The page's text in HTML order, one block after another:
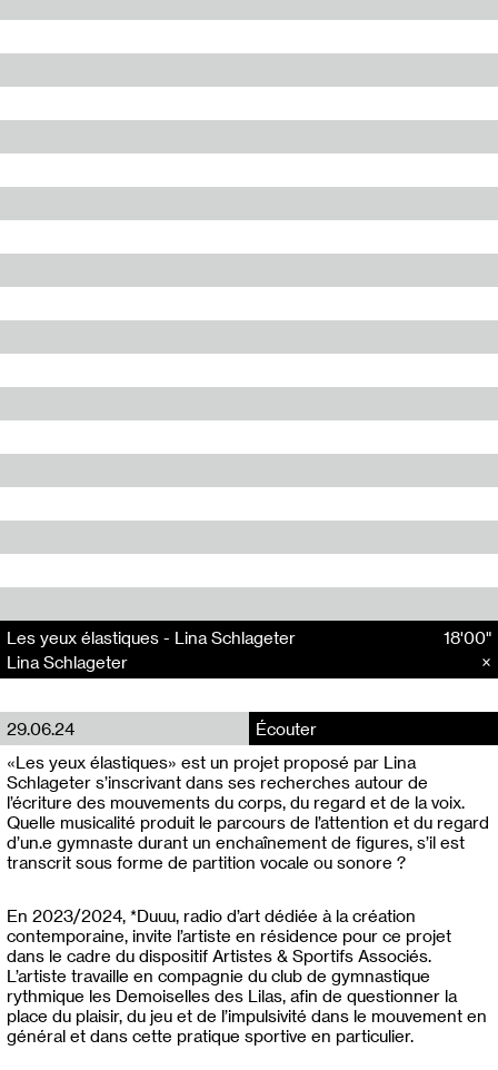
Les yeux élastiques - Lina Schlageter
Lina Schlageter
18'00"
29.06.24
Écouter
«Les yeux élastiques» est un projet proposé par Lina
Schlageter s’inscrivant dans ses recherches autour de
l’écriture des mouvements du corps, du regard et de la voix.
Quelle musicalité produit le parcours de l’attention et du regard
d’un.e gymnaste durant un enchaînement de figures, s’il est
transcrit sous forme de partition vocale ou sonore ?
En 2023/2024, *Duuu, radio d’art dédiée à la création
contemporaine, invite l’artiste en résidence pour ce projet
dans le cadre du dispositif Artistes & Sportifs Associés.
L’artiste travaille en compagnie du club de gymnastique
rythmique les Demoiselles des Lilas, afin de questionner la
place du plaisir, du jeu et de l’impulsivité dans le mouvement en
général et dans cette pratique sportive en particulier.